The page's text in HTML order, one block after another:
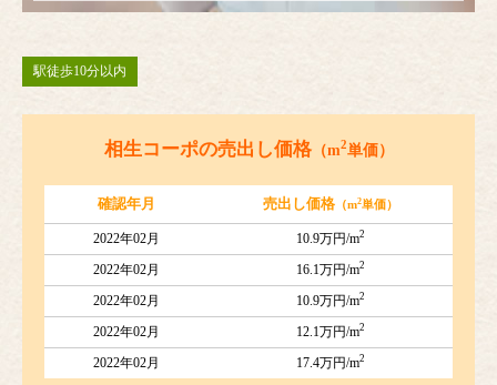
駅徒歩10分以内
相生コーポの売出し価格（m2単価）
確認年月 売出し価格（m2単価）
2022年02月 10.9万円/m2
2022年02月 16.1万円/m2
2022年02月 10.9万円/m2
2022年02月 12.1万円/m2
2022年02月 17.4万円/m2